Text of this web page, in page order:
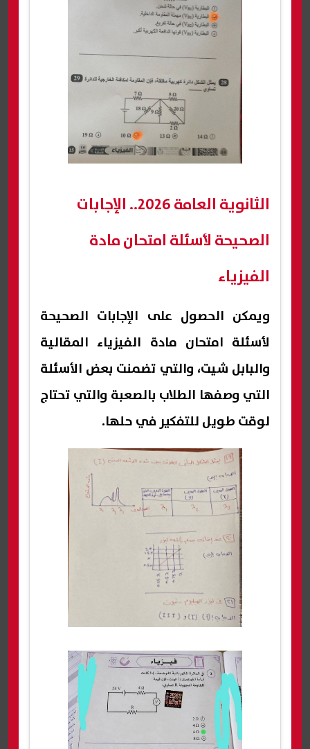
الثانوية العامة 2026.. الإجابات
الصحيحة لأسئلة امتحان مادة
الفيزياء
ويمكن الحصول على الإجابات الصحيحة
لأسئلة امتحان مادة الفيزياء المقالية
والبابل شيت، والتي تضمنت بعض الأسئلة
التي وصفها الطلاب بالصعبة والتي تحتاج
لوقت طويل للتفكير في حلها.